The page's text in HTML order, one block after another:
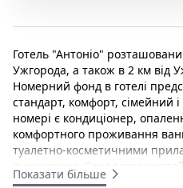
Готель "Антоніо"
Ужгорода, а також в 2 км від
Номерний фонд в готелі
стандарт, комфорт,
номері є кондиціонер,
комфортного проживання
туалетно-косметичними
рушниками. Серед
прибирання номера,
Показати більше